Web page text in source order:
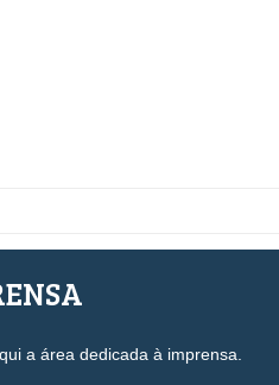
a área dedicada à imprensa.